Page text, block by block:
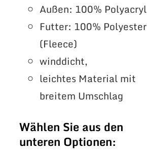
Außen: 100% Polyacryl
Futter: 100% Polyester
(Fleece)
winddicht,
leichtes Material mit
breitem Umschlag
Wählen Sie aus den
unteren Optionen: